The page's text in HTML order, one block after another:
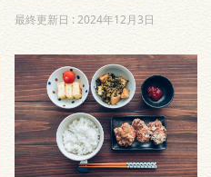
最終更新日 :2024年12月3日